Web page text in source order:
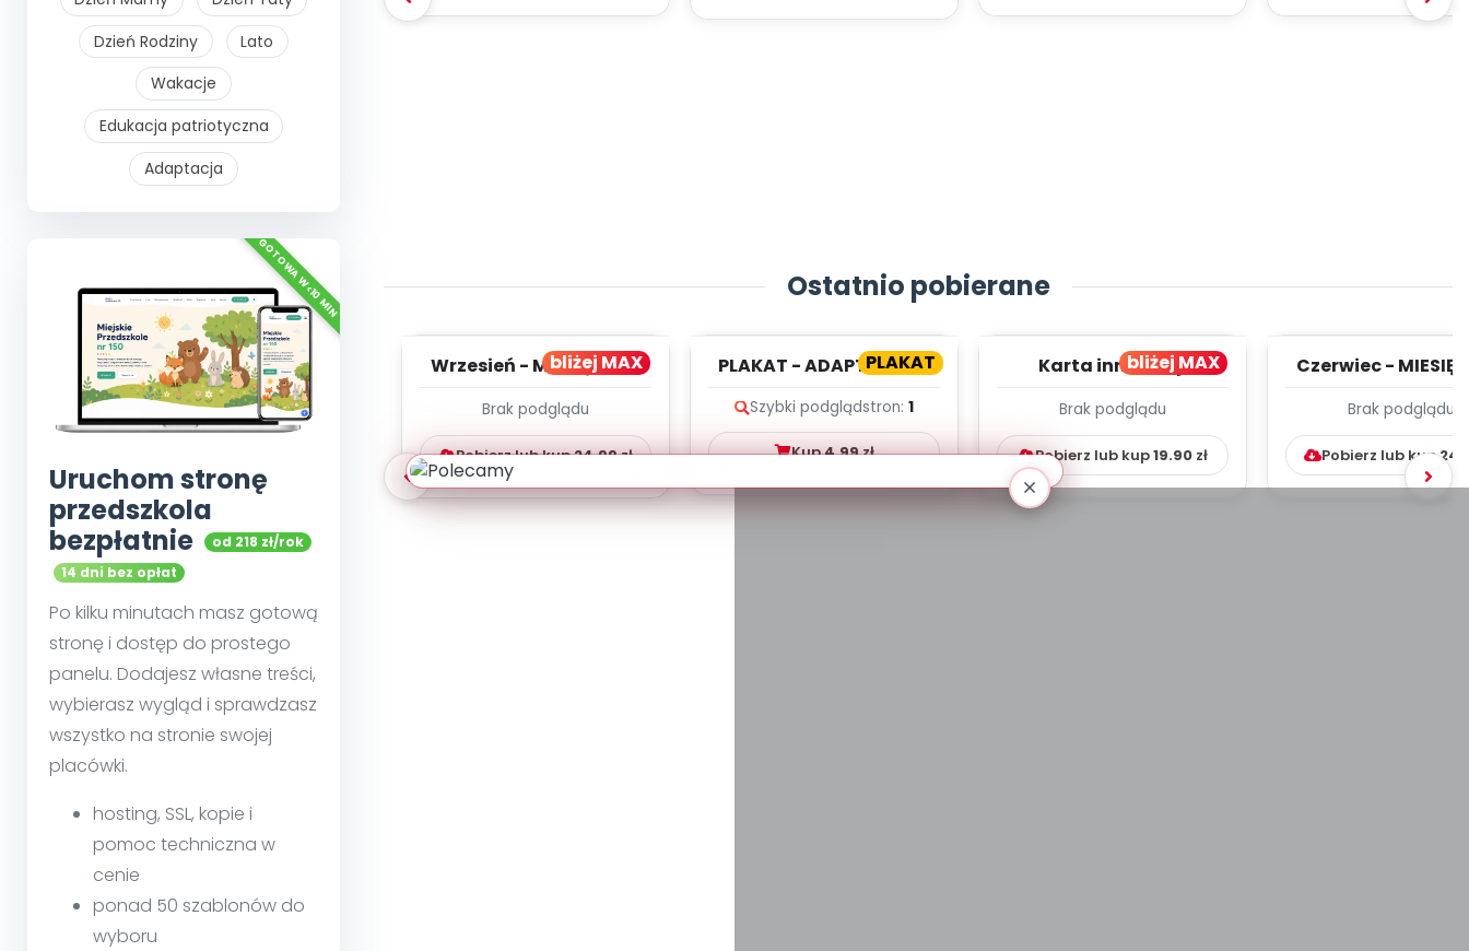
Dzień Rodziny
Lato
Wakacje
Edukacja patriotyczna
Adaptacja
Uruchom stronę
przedszkola
bezpłatnie
od 218 zł/rok
14 dni bez opłat
Po kilku minutach masz gotową
stronę i dostęp do prostego
panelu. Dodajesz własne treści,
wybierasz wygląd i sprawdzasz
wszystko na stronie swojej
placówki.
hosting, SSL, kopie i
pomoc techniczna w
cenie
ponad 50 szablonów do
wyboru
Ostatnio pobierane
bliżej MAX
Wrzesień - MIESIĘCZNY
WYCHOWAWCZO –
DYDAKTYC...
Brak podglądu
Pobierz lub kup24.99zł
PLAKAT
PLAKAT - ADAPTACJA -
Szybki podglądstron: 1
Kup4.99zł
bliżej MAX
Karta innowacji
Kumpelkowo
Brak podglądu
Pobierz lub kup19.90 zł
Czerwiec -
DYDAKTYC...
Brak podglądu
Pobierz lub kup